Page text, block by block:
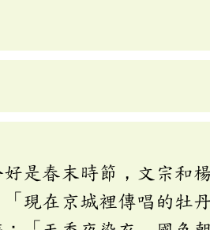
是春末時節，文宗和
現在京城裡傳唱的牡